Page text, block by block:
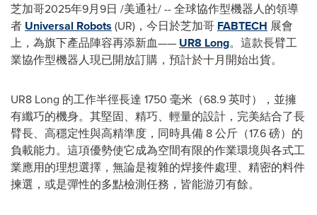
芝加哥2025年9月9日 /美通社/ -- 全球協作型機器人的領導
者 Universal Robots (UR)，今日於芝加哥 FABTECH 展會
上，為旗下產品陣容再添新血—— UR8 Long。這款長臂工
業協作型機器人現已開放訂購，預計於十月開始出貨。
UR8 Long 的工作半徑長達 1750 毫米（68.9 英吋），並擁
有纖巧的機身。其堅固、精巧、輕量的設計，完美結合了長
臂長、高穩定性與高精準度，同時具備 8 公斤（17.6 磅）的
負載能力。這項優勢使它成為空間有限的作業環境與各式工
業應用的理想選擇，無論是複雜的焊接件處理、精密的料件
揀選，或是彈性的多點檢測任務，皆能游刃有餘。